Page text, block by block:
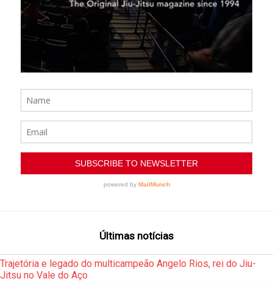
Últimas notícias
Trajetória e legado do multicampeão Angelo Rios, rei do Jiu-
Jitsu no Vale do Aço